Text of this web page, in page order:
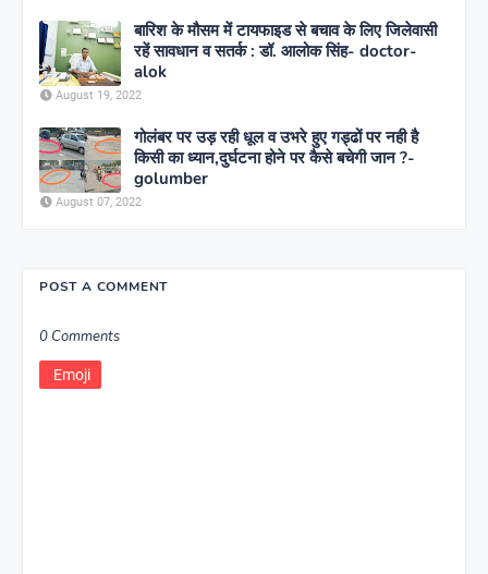
बारिश के मौसम में टायफाइड से बचाव के लिए जिलेवासी
रहें सावधान व सतर्क : डॉ. आलोक सिंह- doctor-
alok
August 19, 2022
गोलंबर पर उड़ रही धूल व उभरे हुए गड्ढों पर नही है
किसी का ध्यान,दुर्घटना होने पर कैसे बचेगी जान ?-
golumber
August 07, 2022
POST A COMMENT
0 Comments
Emoji